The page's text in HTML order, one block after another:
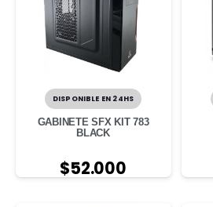
DISPONIBLE EN 24HS
GABINETE SFX KIT 783
BLACK
$52.000